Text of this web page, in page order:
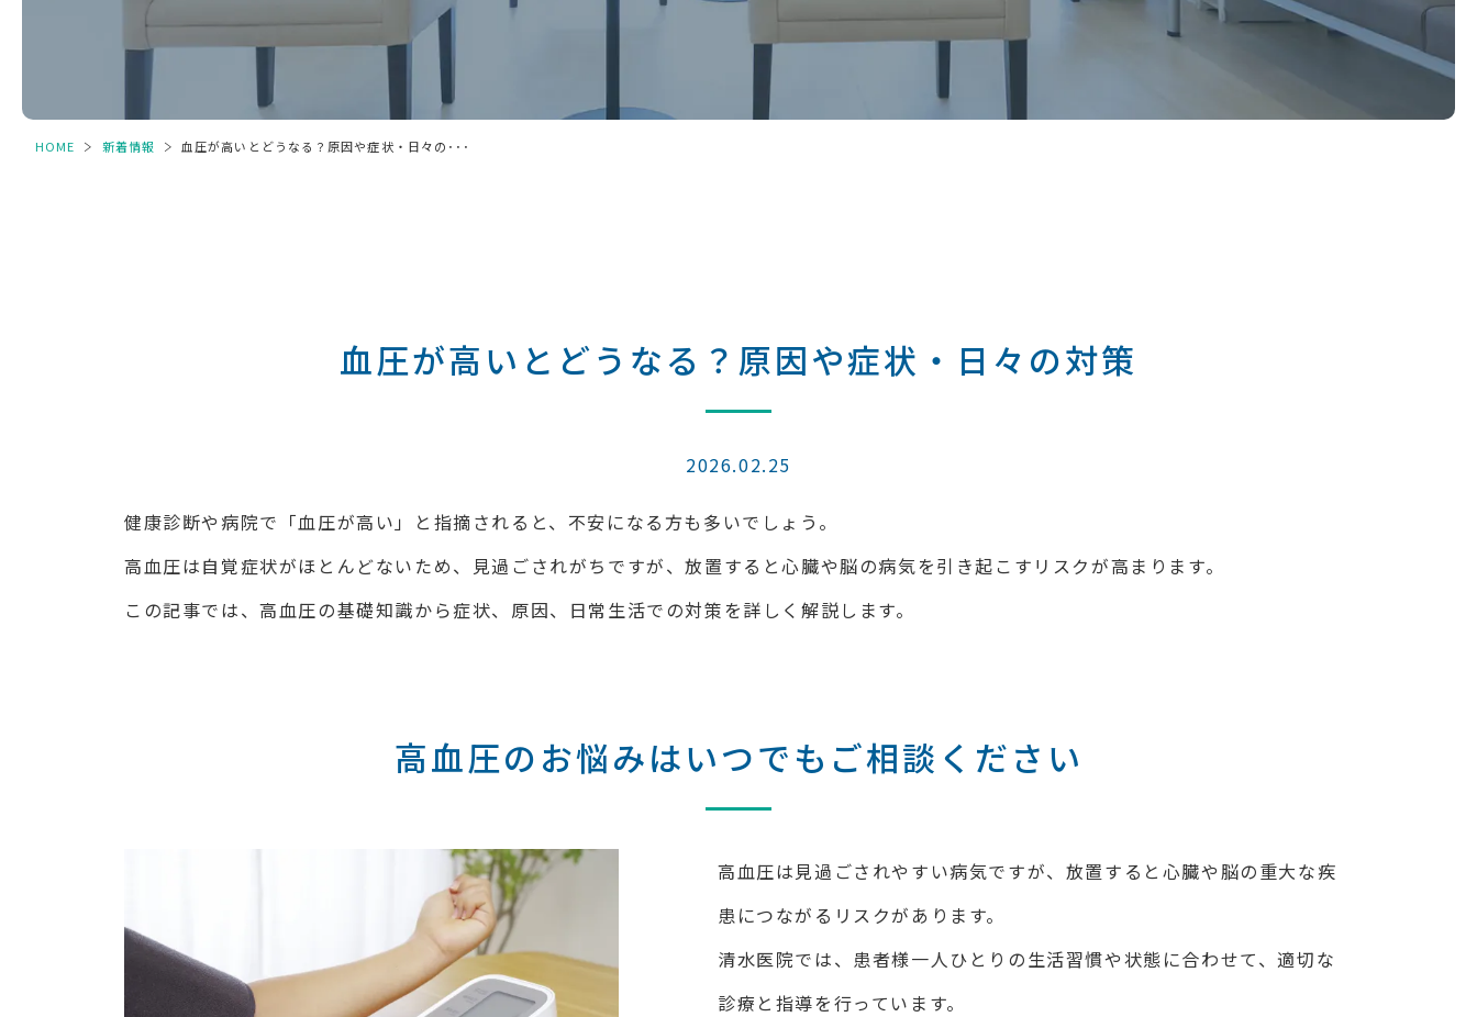
HOME ＞ 新着情報 ＞ 血圧が高いとどうなる？原因や症状・日々の･･･
血圧が高いとどうなる？原因や症状・日々の対策
2026.02.25
健康診断や病院で「血圧が高い」と指摘されると、不安になる方も多いでしょう。
高血圧は自覚症状がほとんどないため、見過ごされがちですが、放置すると心臓や脳の病気を引き起こすリスクが高まります。
この記事では、高血圧の基礎知識から症状、原因、日常生活での対策を詳しく解説します。
高血圧のお悩みはいつでもご相談ください
高血圧は見過ごされやすい病気ですが、放置すると心臓や脳の重大な疾
患につながるリスクがあります。
清水医院では、患者様一人ひとりの生活習慣や状態に合わせて、適切な
診療と指導を行っています。